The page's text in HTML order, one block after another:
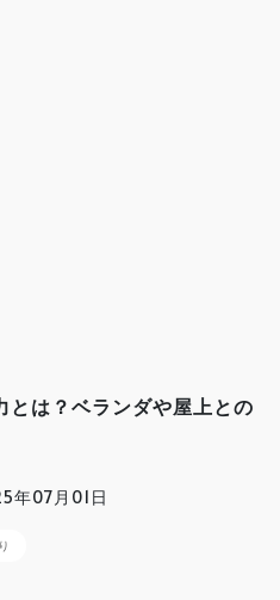
とは？ベランダや屋上との
年07月01日